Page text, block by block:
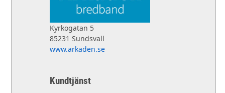
Kyrkogatan 5
85231 Sundsvall
www.arkaden.se
Kundtjänst